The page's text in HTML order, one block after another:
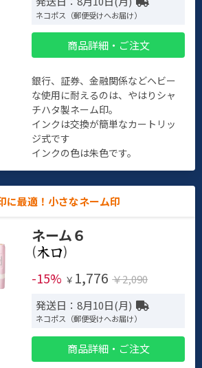
ネコポス（郵便受けへお届け）
商品詳細・ご注文
銀行、証券、金融関係などヘビー
な使用に耐えるのは、やはりシャ
チハタ製ネーム印。
インクは交換が簡単なカートリッ
ジ式です
インクの色は朱色です。
に最適！小さなネーム印
ネーム６
(
)
-15% ￥ 1,776 ￥2,090
発送日：8月10日(月)
ネコポス（郵便受けへお届け）
商品詳細・ご注文